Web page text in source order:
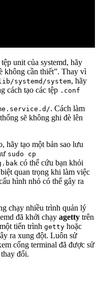
unit của systemd, hãy
không cần thiết”. Thay vì
systemd/system, hãy
cách tạo các tệp .conf
. Cách làm
sẽ không ghi đè lên
hãy tạo một bản sao lưu
sudo cp
có thể cứu bạn khỏi
quan trọng khi làm việc
hình nhỏ có thể gây ra
chạy nhiều trình quản lý
đã khởi chạy agetty trên
tiến trình getty hoặc
ra xung đột. Luôn sử
cổng terminal đã được sử
đổi.